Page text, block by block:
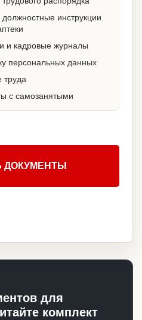
инструкции
и кадровые журналы
персональных данных
труда
с самозанятыми
ДОКУМЕНТЫ
для
комплект